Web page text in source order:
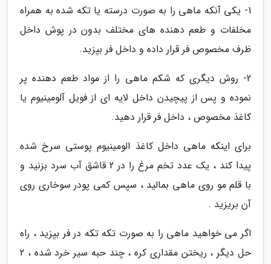
1- یکی آنکه ماهی را به صورت درسته یا تکه شده به همراه
مخلفات و طعم دهنده های مختلف بدون در پوش داخل
ظرف مخصوص فر قرار داده و داخل فر بپزید.
2- روش دیگری که شکم ماهی را از مواد طعم دهنده پر
نموده و پس از پیچیدن داخل لایه ای از فویل آلومینیوم یا
کاغذ مخصوص ، داخل فر قرار دهید.
برای اینکه ماهی داخل کاغذ الومینیوم پوستی سرخ شده
پیدا کند ، یک عدد تخم مرغ را در 2 قاشق آب سرد بزنید و
با قلم مو روی ماهی بمالید ، سپس کمی پودر سوخاری روی
آن بریزید .
اگر می خواهید ماهی را به صورت تکه تکه در فر بپزید ، راه
حل دیگر ، ریختن مقداری کره ، چند حبه سیر خرد شده ، 2